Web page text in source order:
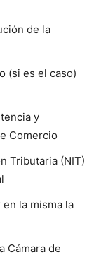
de la
(si es el caso)
y
Comercio
Tributaria (NIT)
la misma la
Cámara de